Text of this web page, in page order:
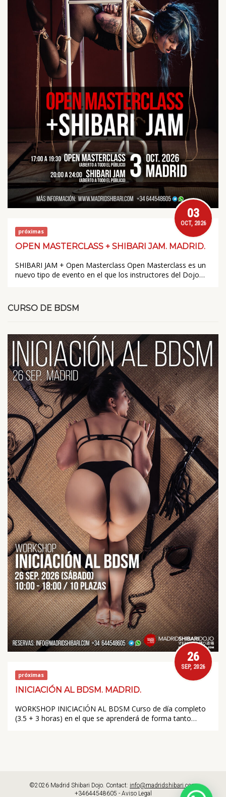
próximas
03
OCT, 2026
OPEN MASTERCLASS + SHIBARI JAM. MADRID.
SHIBARI JAM + Open Masterclass Open Masterclass es un
nuevo tipo de evento en el que los instructores del Dojo…
CURSO DE BDSM
próximas
26
SEP, 2026
INICIACIÓN AL BDSM. MADRID.
WORKSHOP INICIACIÓN AL BDSM Curso de día completo
(3.5 + 3 horas) en el que se aprenderá de forma tanto…
©2026 Madrid Shibari Dojo. Contact: info@madridshibari.com
+34644548605 - Aviso Legal